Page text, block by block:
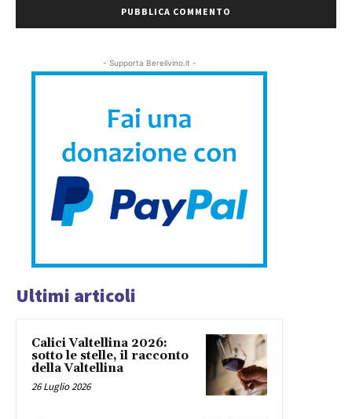
- Supporta Bereilvino.it -
Ultimi articoli
Calici Valtellina 2026:
sotto le stelle, il racconto
della Valtellina
26 Luglio 2026